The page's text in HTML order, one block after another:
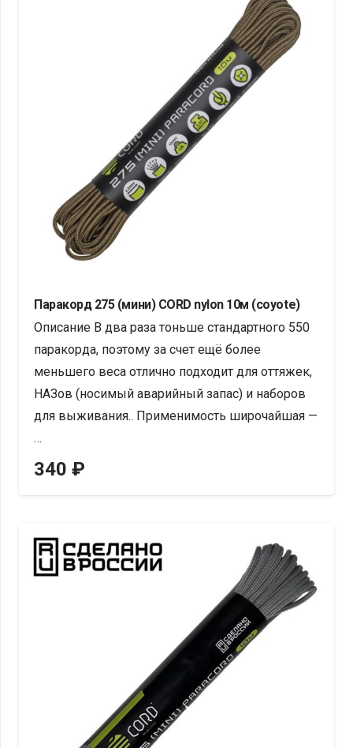
Паракорд 275 (мини) CORD nylon 10м (coyote)
Описание В два раза тоньше стандартного 550
паракорда, поэтому за счет ещё более
меньшего веса отлично подходит для оттяжек,
НАЗов (носимый аварийный запас) и наборов
для выживания.. Применимость широчайшая —
…
340₽